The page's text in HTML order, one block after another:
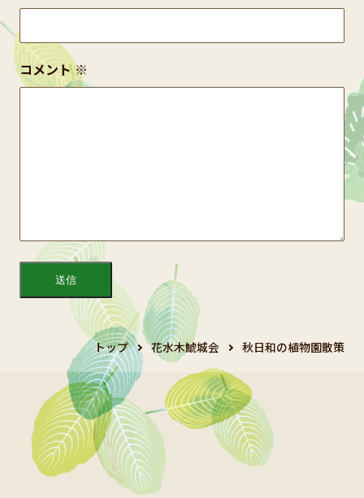
コメント※
トップ 花水木鯱城会 秋日和の植物園散策